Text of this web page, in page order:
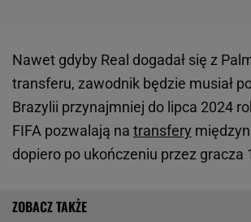
Nawet gdyby Real dogadał się z
transferu, zawodnik będzie musiał
Brazylii przynajmniej do lipca 2024
FIFA pozwalają na transfery
dopiero po ukończeniu przez gracza